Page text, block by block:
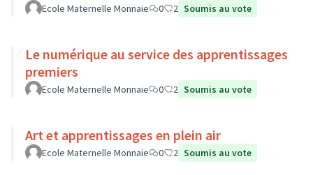
Ecole Maternelle Monnaie 0 2 Soumis au vote
Le numérique au service des apprentissages
premiers
Ecole Maternelle Monnaie 0 2 Soumis au vote
Art et apprentissages en plein air
Ecole Maternelle Monnaie 0 2 Soumis au vote